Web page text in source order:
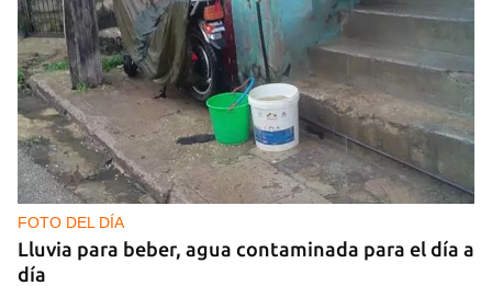
FOTO DEL DÍA
Lluvia para beber, agua contaminada para el día a
día